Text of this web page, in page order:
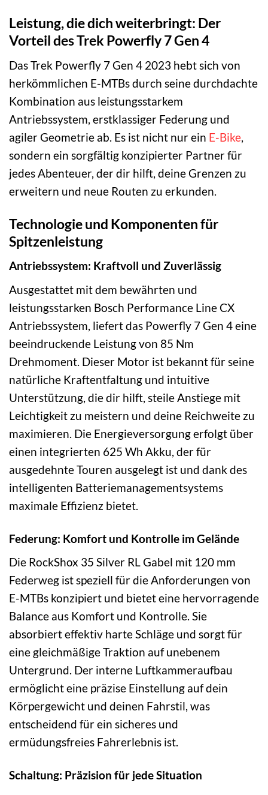
Leistung, die dich weiterbringt: Der
Vorteil des Trek Powerfly 7 Gen 4
Das Trek Powerfly 7 Gen 4 2023 hebt sich von
herkömmlichen E-MTBs durch seine durchdachte
Kombination aus leistungsstarkem
Antriebssystem, erstklassiger Federung und
agiler Geometrie ab. Es ist nicht nur ein E-Bike,
sondern ein sorgfältig konzipierter Partner für
jedes Abenteuer, der dir hilft, deine Grenzen zu
erweitern und neue Routen zu erkunden.
Technologie und Komponenten für
Spitzenleistung
Antriebssystem: Kraftvoll und Zuverlässig
Ausgestattet mit dem bewährten und
leistungsstarken Bosch Performance Line CX
Antriebssystem, liefert das Powerfly 7 Gen 4 eine
beeindruckende Leistung von 85 Nm
Drehmoment. Dieser Motor ist bekannt für seine
natürliche Kraftentfaltung und intuitive
Unterstützung, die dir hilft, steile Anstiege mit
Leichtigkeit zu meistern und deine Reichweite zu
maximieren. Die Energieversorgung erfolgt über
einen integrierten 625 Wh Akku, der für
ausgedehnte Touren ausgelegt ist und dank des
intelligenten Batteriemanagementsystems
maximale Effizienz bietet.
Federung: Komfort und Kontrolle im Gelände
Die RockShox 35 Silver RL Gabel mit 120 mm
Federweg ist speziell für die Anforderungen von
E-MTBs konzipiert und bietet eine hervorragende
Balance aus Komfort und Kontrolle. Sie
absorbiert effektiv harte Schläge und sorgt für
eine gleichmäßige Traktion auf unebenem
Untergrund. Der interne Luftkammeraufbau
ermöglicht eine präzise Einstellung auf dein
Körpergewicht und deinen Fahrstil, was
entscheidend für ein sicheres und
ermüdungsfreies Fahrerlebnis ist.
Schaltung: Präzision für jede Situation